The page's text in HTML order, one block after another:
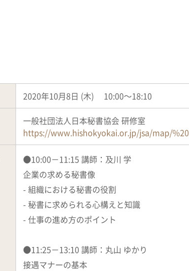
2020年10月8日 (木) 10:00～18:10
一般社団法人日本秘書協会 研修室
https://www.hishokyokai.or.jp/jsa/map/%20
●10:00－11:15 講師：及川 学
企業の求める秘書像
- 組織における秘書の役割
- 秘書に求められる心構えと知識
- 仕事の進め方のポイント
●11:25－13:10 講師：丸山 ゆかり
接遇マナーの基本